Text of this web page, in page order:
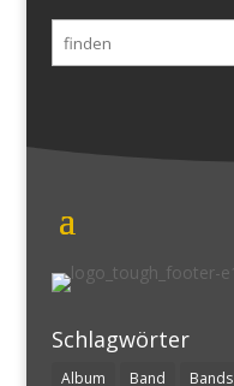
Suchen
nach:
Schlagwörter
Album Band Bands